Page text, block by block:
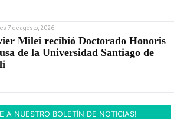
7 de agosto, 2026
Milei recibió Doctorado Honoris
de la Universidad Santiago de
A NUESTRO BOLETÍN DE NOTICIAS!